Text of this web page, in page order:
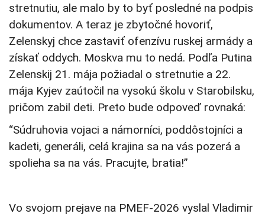
stretnutiu, ale malo by to byť posledné na podpis
dokumentov. A teraz je zbytočné hovoriť,
Zelenskyj chce zastaviť ofenzívu ruskej armády a
získať oddych. Moskva mu to nedá. Podľa Putina
Zelenskij 21. mája požiadal o stretnutie a 22.
mája Kyjev zaútočil na vysokú školu v Starobilsku,
pričom zabil deti. Preto bude odpoveď rovnaká:
“Súdruhovia vojaci a námorníci, poddôstojníci a
kadeti, generáli, celá krajina sa na vás pozerá a
spolieha sa na vás. Pracujte, bratia!”
Vo svojom prejave na PMEF-2026 vyslal Vladimir